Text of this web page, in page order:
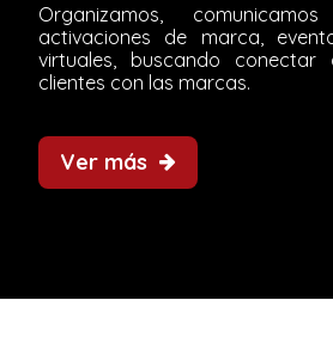
Organizamos,
activaciones de marca,
virtuales, buscando
clientes con las marcas.
Ver más